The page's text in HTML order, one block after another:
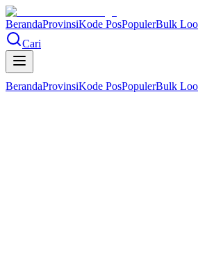
BerandaProvinsiKode PosPopulerBulk
Cari
BerandaProvinsiKode PosPopulerBulk